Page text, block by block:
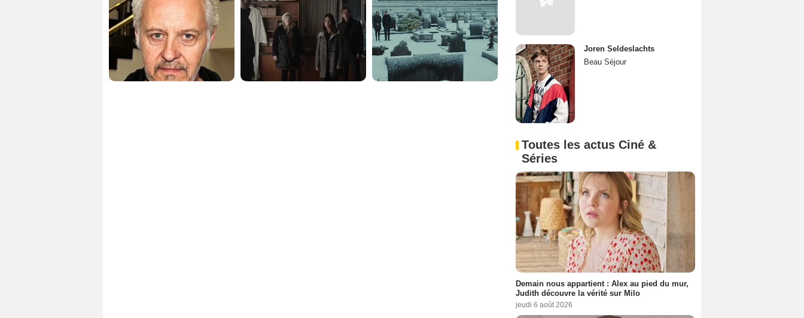
Joren Seldeslachts
Beau Séjour
Toutes les actus Ciné &
Séries
Demain nous appartient : Alex au pied du mur,
Judith découvre la vérité sur Milo
jeudi 6 août 2026